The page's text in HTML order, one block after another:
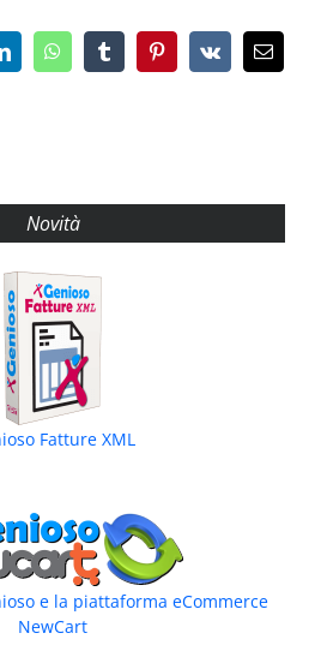
LinkedInWhatsAppTumblrPinterest
Vk Email
Novità
Fatture XML
e la piattaforma eCommerce
NewCart